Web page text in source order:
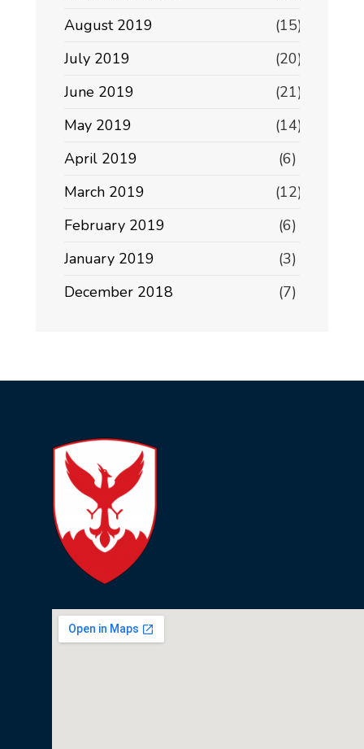
August 2019
(15)
July 2019
(20)
June 2019
(21)
May 2019
(14)
April 2019
(6)
March 2019
(12)
February 2019
(6)
January 2019
(3)
December 2018
(7)